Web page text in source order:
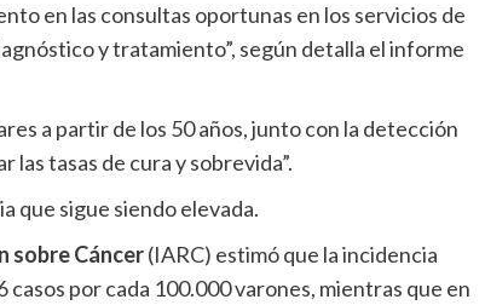
en las consultas oportunas en los servicios de
y tratamiento”, según detalla el informe
a partir de los 50 años, junto con la detección
las tasas de cura y sobrevida”.
que sigue siendo elevada.
sobre Cáncer(IARC) estimó que la incidencia
por cada 100.000 varones, mientras que en